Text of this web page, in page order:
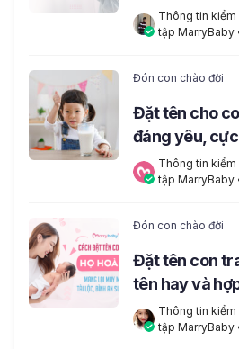
Thông tin kiểm
tập MarryBaby
Đón con chào đời
Đặt tên cho
đáng yêu,
Thông tin kiểm
tập MarryBaby
Đón con chào đời
Đặt tên con
tên hay và
Thông tin kiểm
tập MarryBaby